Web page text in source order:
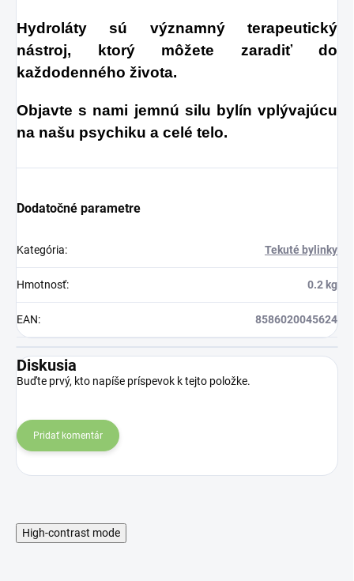
Hydroláty sú významný terapeutický
nástroj, ktorý môžete zaradiť do
každodenného života.
Objavte s nami jemnú silu bylín vplývajúcu
na našu psychiku a celé telo.
Dodatočné parametre
Kategória: Tekuté bylinky
Hmotnosť: 0.2 kg
EAN: 8586020045624
Diskusia
Buďte prvý, kto napíše príspevok k tejto položke.
Pridať komentár
High-contrast mode